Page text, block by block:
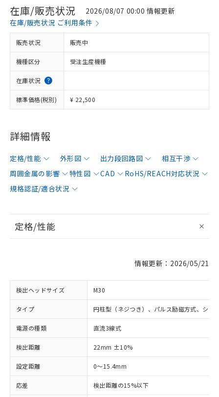
在庫/販売状況
2026/08/07 00:00 情報更新
在庫/販売状況 ご利用条件
販売状況 販売中
機種区分 受注生産機種
在庫状況
標準価格(税別) ¥ 22,500
詳細情報
定格/性能 外形図 出力段回路図
相互干渉
周囲金属の影響
特性図 CAD
RoHS/REACH対応状況
規格認証/適合状況
定格/性能
情報更新：2026/05/21
検出ヘッドサイズ M30
タイプ 円柱型（ネジつき）、パルス励磁方式、シー
電源の種類 直流3線式
検出距離 22mm ±10%
設定距離 0～15.4mm
応差 検出距離の15%以下